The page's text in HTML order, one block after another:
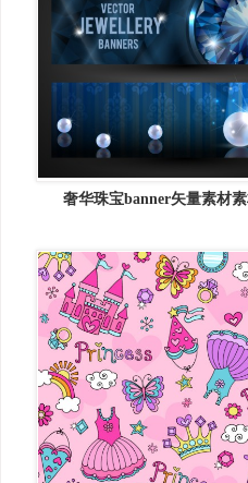
奢华珠宝banner矢量素材